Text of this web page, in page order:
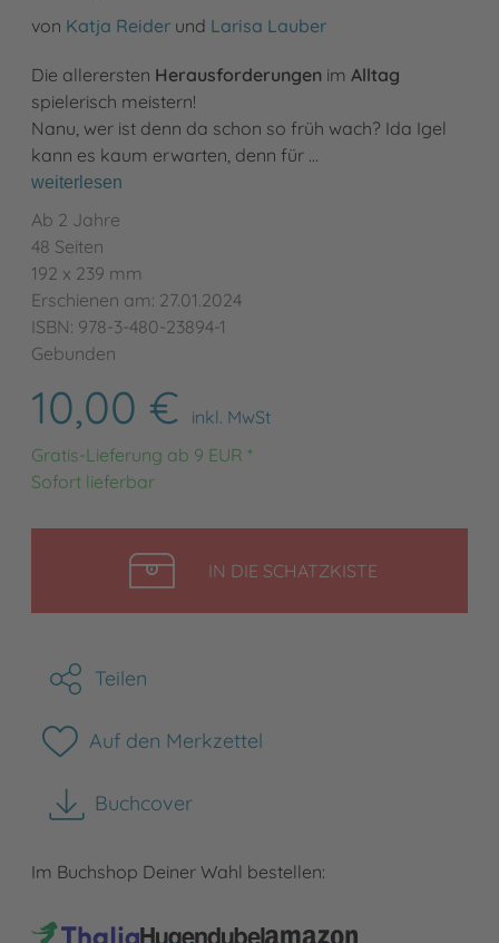
von Katja Reider und Larisa Lauber
Die allerersten Herausforderungen im Alltag
spielerisch meistern!
Nanu, wer ist denn da schon so früh wach? Ida Igel
kann es kaum erwarten, denn für …
weiterlesen
Ab 2 Jahre
48 Seiten
192 x 239 mm
Erschienen am: 27.01.2024
ISBN: 978-3-480-23894-1
Gebunden
10,00 €
inkl. MwSt
Gratis-Lieferung ab 9 EUR *
Sofort lieferbar
IN DIE SCHATZKISTELEGEN
Teilen
Auf den Merkzettel
Buchcover
herunterladen
Im Buchshop Deiner Wahl bestellen: